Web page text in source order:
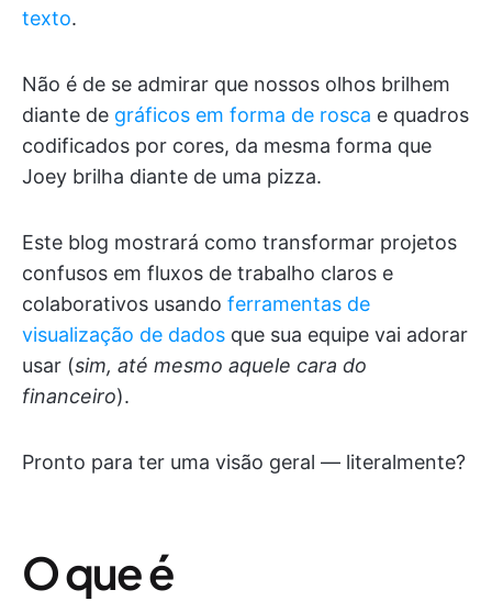
texto.
Não é de se admirar que nossos olhos brilhem
diante de gráficos em forma de rosca e quadros
codificados por cores, da mesma forma que
Joey brilha diante de uma pizza.
Este blog mostrará como transformar projetos
confusos em fluxos de trabalho claros e
colaborativos usando ferramentas de
visualização de dados que sua equipe vai adorar
usar (sim, até mesmo aquele cara do
financeiro).
Pronto para ter uma visão geral — literalmente?
O que é